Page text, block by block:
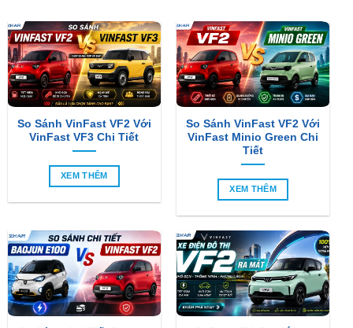
So Sánh VinFast VF2 Với
VinFast VF3 Chi Tiết
XEM THÊM
So Sánh VinFast VF2 Với
VinFast Minio Green Chi
Tiết
XEM THÊM
So Sánh Chi Tiết Baojun
E100 Và VinFast VF2
VinFast VF2 Ra Mắt: Xe
Điện Đô Thị Giá Chỉ 188
Triệu Đồng